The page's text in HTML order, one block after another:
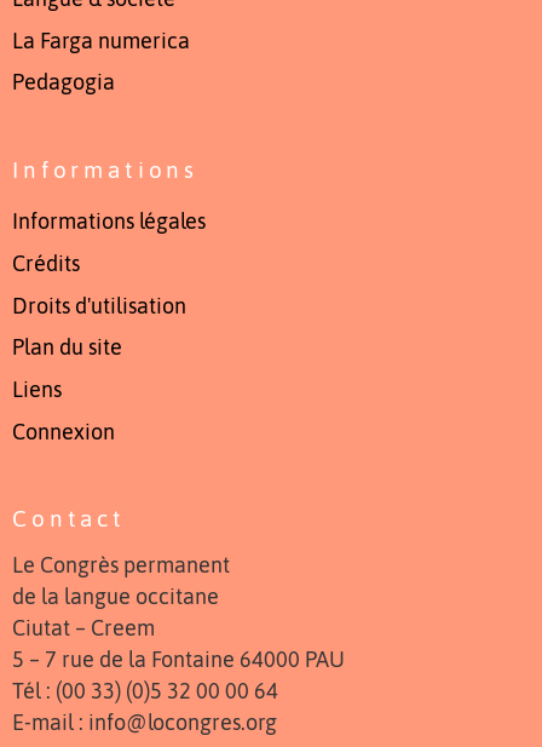
La Farga numerica
Pedagogia
Informations
Informations légales
Crédits
Droits d'utilisation
Plan du site
Liens
Connexion
Contact
Le Congrès permanent
de la langue occitane
Ciutat – Creem
5 – 7 rue de la Fontaine 64000 PAU
Tél : (00 33) (0)5 32 00 00 64
E-mail : info@locongres.org